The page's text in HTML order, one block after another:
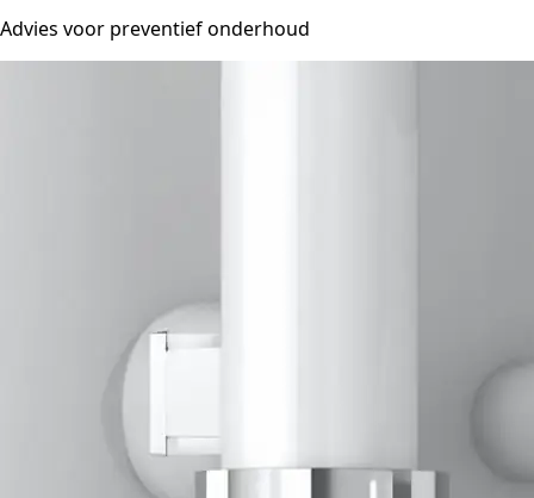
Advies voor preventief onderhoud